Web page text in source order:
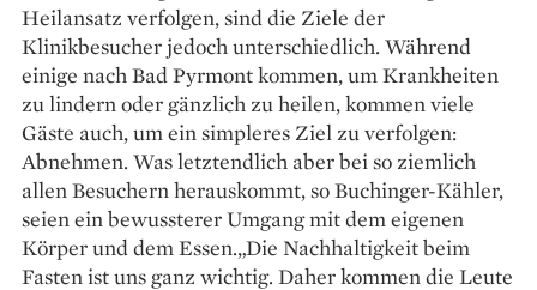
Heilansatz verfolgen, sind die Ziele der
Klinikbesucher jedoch unterschiedlich. Während
einige nach Bad Pyrmont kommen, um Krankheiten
zu lindern oder gänzlich zu heilen, kommen viele
Gäste auch, um ein simpleres Ziel zu verfolgen:
Abnehmen. Was letztendlich aber bei so ziemlich
allen Besuchern herauskommt, so Buchinger-­Kähler,
seien ein bewussterer Umgang mit dem eigenen
Körper und dem Essen.„Die Nachhaltigkeit beim
Fasten ist uns ganz wichtig. Daher kommen die Leute